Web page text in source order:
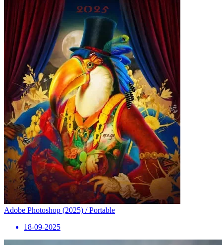
Adobe Photoshop (2025) / Portable
18-09-2025